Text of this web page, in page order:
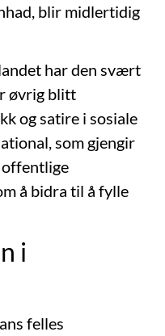
blir midlertidig
har den svært
øvrig blitt
og satire i sosiale
som gjengir
offentlige
å bidra til å fylle
i
felles